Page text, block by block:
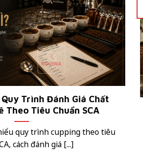
Trình Đánh Giá Chất
Theo Tiêu Chuẩn SCA
quy trình cupping theo tiêu
cách đánh giá [...]